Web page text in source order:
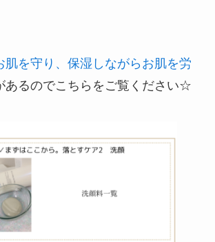
肌を守り、保湿しながらお肌を労
あるのでこちらをご覧ください☆